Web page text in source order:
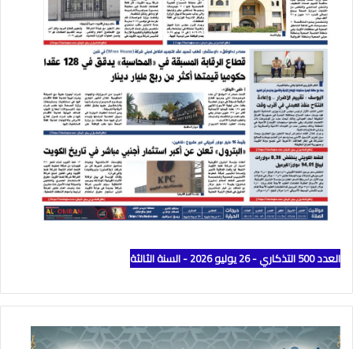
العدد 500 التذكاري - 26 يوليو 2026 - السنة الثالثة